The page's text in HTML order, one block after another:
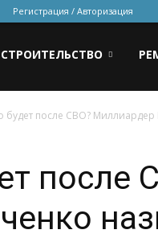
Регистрация / Авторизация
СТРОИТЕЛЬСТВО
будет после СВО?
после